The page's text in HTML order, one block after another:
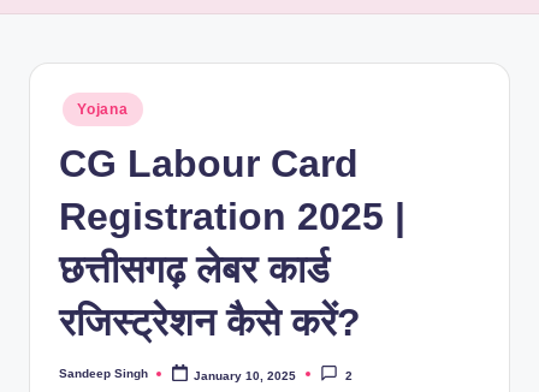
Posted
in
Yojana
CG Labour Card
Registration 2025 |
छत्तीसगढ़ लेबर कार्ड
रजिस्ट्रेशन कैसे करें?
Posted
Sandeep Singh January 10, 2025 2